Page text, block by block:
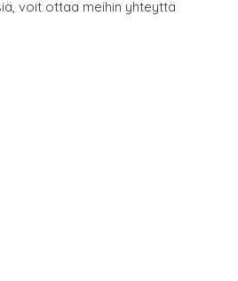
voit ottaa meihin yhteyttä